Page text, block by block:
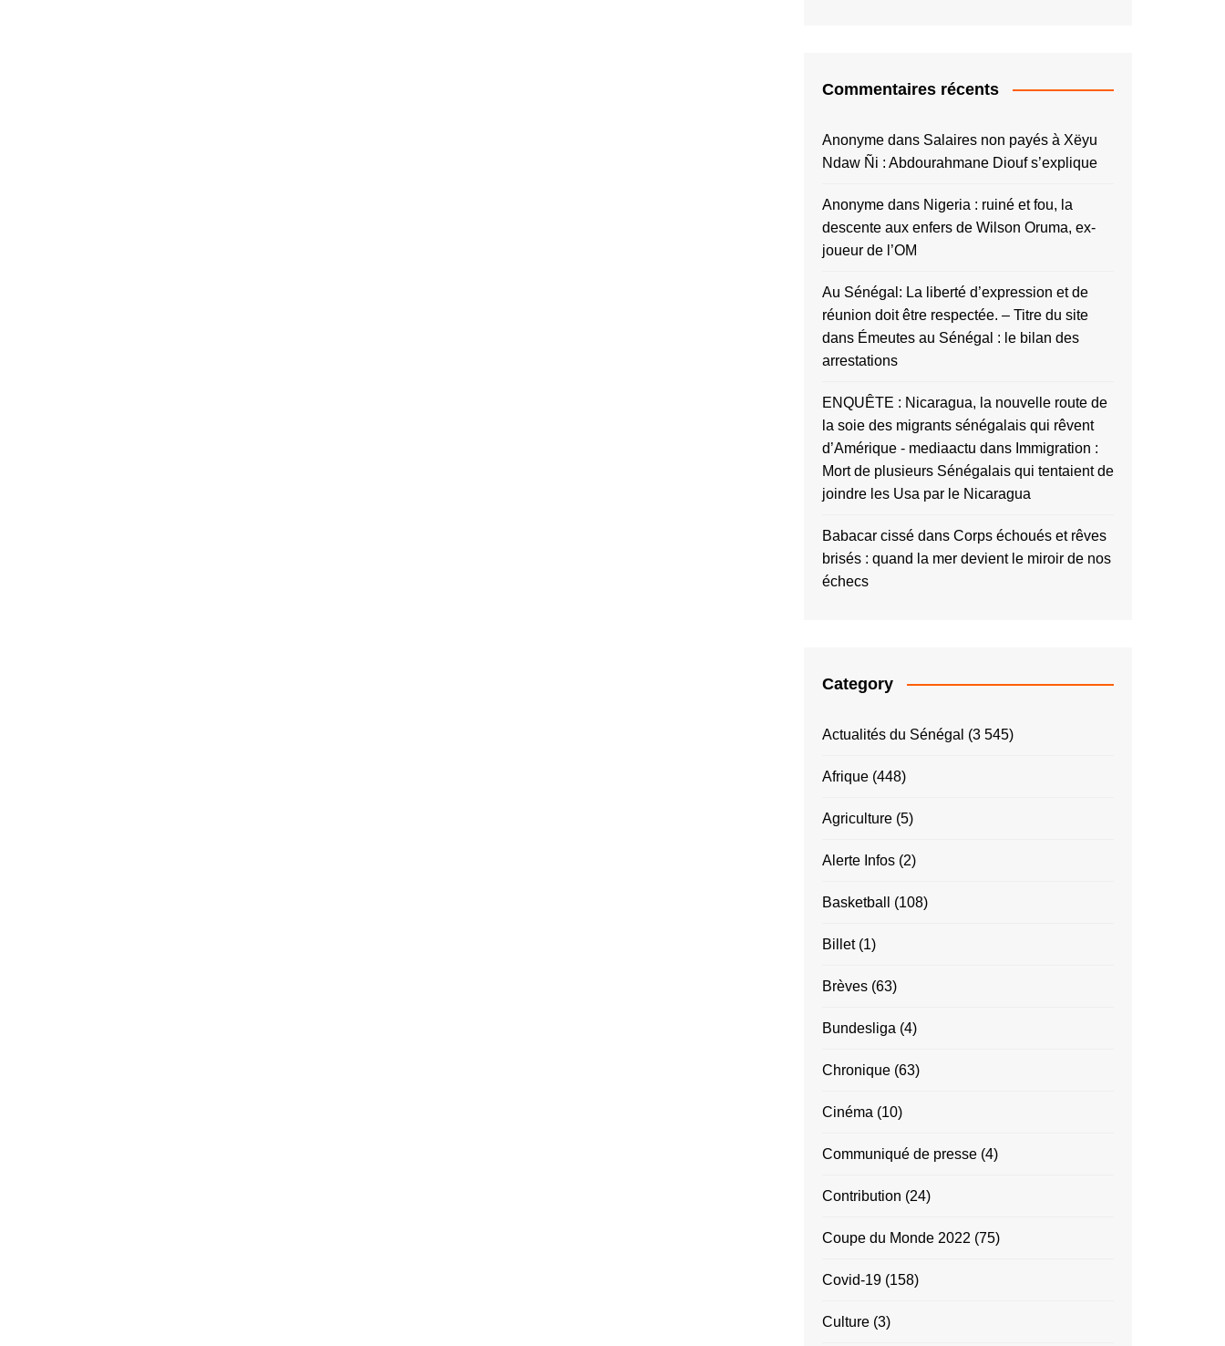
Commentaires récents
Anonyme dans Salaires non payés à Xëyu
Ndaw Ñi : Abdourahmane Diouf s’explique
Anonyme dans Nigeria : ruiné et fou, la
descente aux enfers de Wilson Oruma, ex-
joueur de l’OM
Au Sénégal: La liberté d’expression et de
réunion doit être respectée. – Titre du site
dans Émeutes au Sénégal : le bilan des
arrestations
ENQUÊTE : Nicaragua, la nouvelle route de
la soie des migrants sénégalais qui rêvent
d’Amérique - mediaactu dans Immigration :
Mort de plusieurs Sénégalais qui tentaient de
joindre les Usa par le Nicaragua
Babacar cissé dans Corps échoués et rêves
brisés : quand la mer devient le miroir de nos
échecs
Category
Actualités du Sénégal (3 545)
Afrique (448)
Agriculture (5)
Alerte Infos (2)
Basketball (108)
Billet(1)
Brèves (63)
Bundesliga (4)
Chronique (63)
Cinéma (10)
Communiqué de presse (4)
Contribution (24)
Coupe du Monde 2022 (75)
Covid-19 (158)
Culture (3)